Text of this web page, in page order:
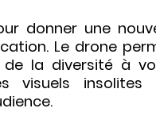
donner une
Le drone
de la diversité à
visuels insolites